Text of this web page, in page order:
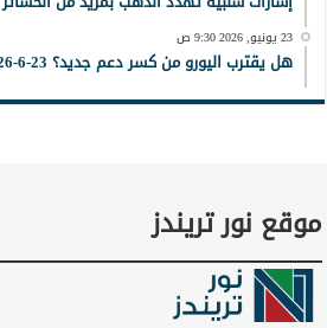
23 يونيو, 2026 9:30 ص
هل يقترب اليورو من كسر دعم جديد؟ 23-6-2026
موقع نور تريندز